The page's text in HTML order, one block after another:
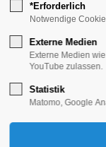
Sport
02.05.2025,
*Erforderlich
Notwendige
Externe Medien
Externe Medien
YouTube zulassen.
Statistik
Matomo, Google